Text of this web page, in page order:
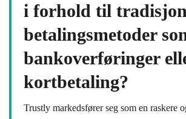
i forhold til
betalingsmetoder
bankoverføringer
kortbetaling?
Trustly markedsfører seg som en raskere